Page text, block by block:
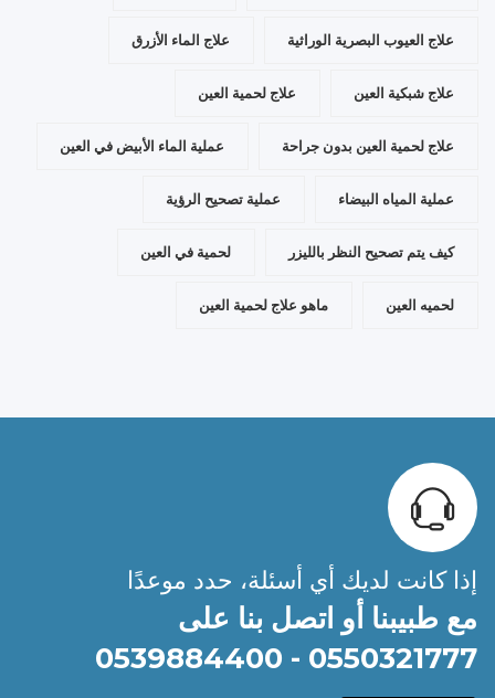
علاج العيوب البصرية الوراثية علاج الماء الأزرق
علاج شبكية العين علاج لحمية العين
علاج لحمية العين بدون جراحة عملية الماء الأبيض في العين
عملية المياه البيضاء عملية تصحيح الرؤية
كيف يتم تصحيح النظر بالليزر لحمية في العين
لحميه العين ماهو علاج لحمية العين
إذا كانت لديك أي أسئلة، حدد موعدًا
مع طبيبنا أو اتصل بنا على
0550321777 - 0539884400